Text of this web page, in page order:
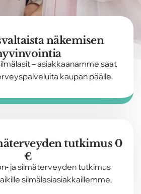
näkemisen
– asiakkaanamme saat
kaupan päälle.
tutkimus 0
€
ja silmäterveyden tutkimus
silmälasiasiakkaillemme.